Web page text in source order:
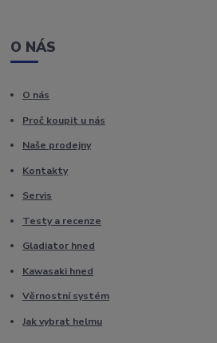
O NÁS
O nás
Proč koupit u nás
Naše prodejny
Kontakty
Servis
Testy a recenze
Gladiator hned
Kawasaki hned
Věrnostní systém
Jak vybrat helmu